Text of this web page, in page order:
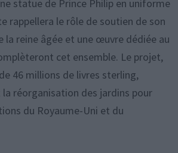
statue de Prince Philip en uniforme
rappellera le rôle de soutien de son
la reine âgée et une œuvre dédiée au
cet ensemble. Le projet,
46 millions de livres sterling,
réorganisation des jardins pour
du Royaume-Uni et du